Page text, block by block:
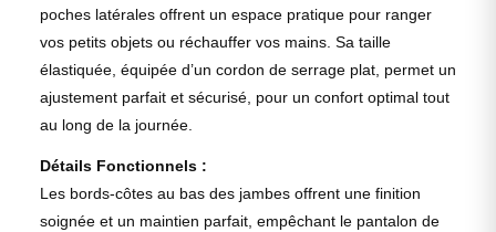
poches latérales offrent un espace pratique pour ranger
vos petits objets ou réchauffer vos mains. Sa taille
élastiquée, équipée d’un cordon de serrage plat, permet un
ajustement parfait et sécurisé, pour un confort optimal tout
au long de la journée.
Détails Fonctionnels :
Les bords-côtes au bas des jambes offrent une finition
soignée et un maintien parfait, empêchant le pantalon de